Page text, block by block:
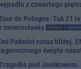
z czwartego
de Pologne. Tak 21
Inowrocławia
PROSTO Z
Pakości coraz bliżej.
święta
pod Janikowem.